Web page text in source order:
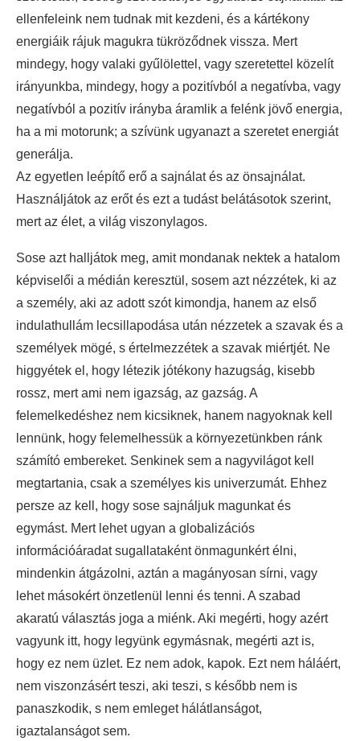
ellenfeleink nem tudnak mit kezdeni, és a kártékony
energiáik rájuk magukra tükröződnek vissza. Mert
mindegy, hogy valaki gyűlölettel, vagy szeretettel közelít
irányunkba, mindegy, hogy a pozitívból a negatívba, vagy
negatívból a pozitív irányba áramlik a felénk jövő energia,
ha a mi motorunk; a szívünk ugyanazt a szeretet energiát
generálja.
Az egyetlen leépítő erő a sajnálat és az önsajnálat.
Használjátok az erőt és ezt a tudást belátásotok szerint,
mert az élet, a világ viszonylagos.
Sose azt halljátok meg, amit mondanak nektek a hatalom
képviselői a médián keresztül, sosem azt nézzétek, ki az
a személy, aki az adott szót kimondja, hanem az első
indulathullám lecsillapodása után nézzetek a szavak és a
személyek mögé, s értelmezzétek a szavak miértjét. Ne
higgyétek el, hogy létezik jótékony hazugság, kisebb
rossz, mert ami nem igazság, az gazság. A
felemelkedéshez nem kicsiknek, hanem nagyoknak kell
lennünk, hogy felemelhessük a környezetünkben ránk
számító embereket. Senkinek sem a nagyvilágot kell
megtartania, csak a személyes kis univerzumát. Ehhez
persze az kell, hogy sose sajnáljuk magunkat és
egymást. Mert lehet ugyan a globalizációs
információáradat sugallataként önmagunkért élni,
mindenkin átgázolni, aztán a magányosan sírni, vagy
lehet másokért önzetlenül lenni és tenni. A szabad
akaratú választás joga a miénk. Aki megérti, hogy azért
vagyunk itt, hogy legyünk egymásnak, megérti azt is,
hogy ez nem üzlet. Ez nem adok, kapok. Ezt nem háláért,
nem viszonzásért teszi, aki teszi, s később nem is
panaszkodik, s nem emleget hálátlanságot,
igaztalanságot sem.